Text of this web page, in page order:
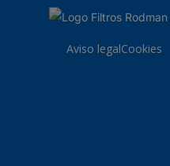
Aviso legalCookies